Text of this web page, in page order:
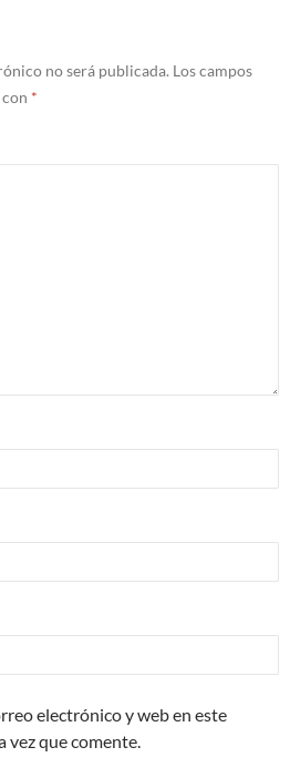
no será publicada. Los campos
*
electrónico y web en este
vez que comente.